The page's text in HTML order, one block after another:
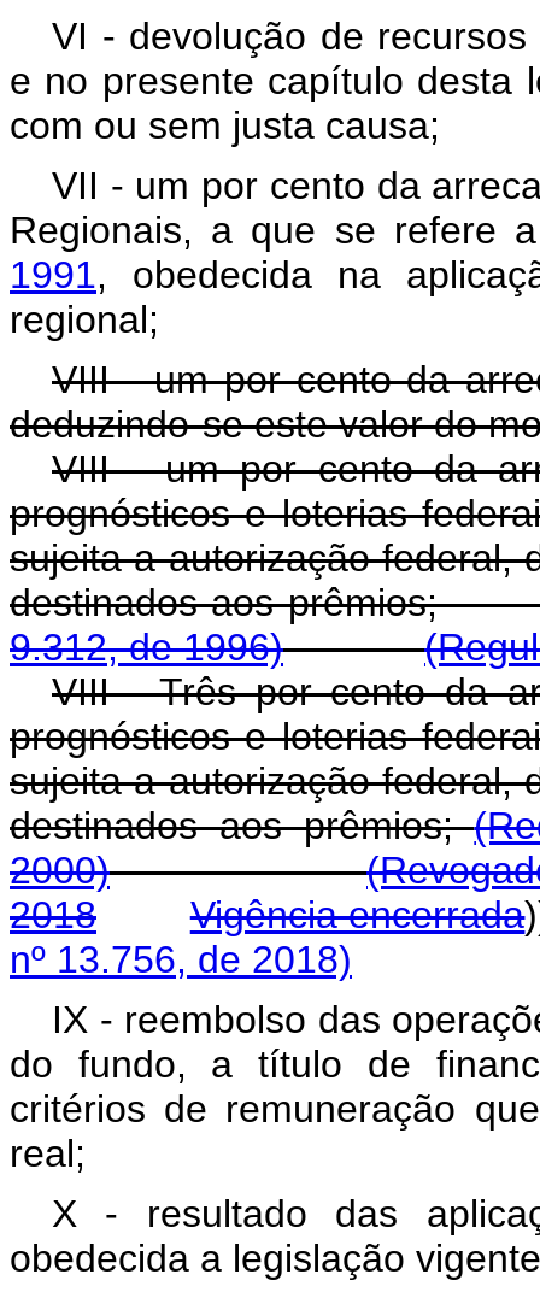
VI - devolução de
e no presente capítulo desta
com ou sem justa causa;
VII - um por cento da
Regionais, a que se refere
1991, obedecida na
regional;
VIII - um por cento da
deduzindo-se este valor do
VIII - um por cento da
prognósticos e loterias
sujeita a autorização federal,
destinados aos
9.312, de 1996)
VIII - Três por cento da
prognósticos e loterias
sujeita a autorização federal,
destinados aos prêmios;
2000)
2018
Vigência encerrada
nº 13.756, de 2018)
IX - reembolso das
do fundo, a título de
critérios de remuneração
real;
X - resultado das
obedecida a legislação